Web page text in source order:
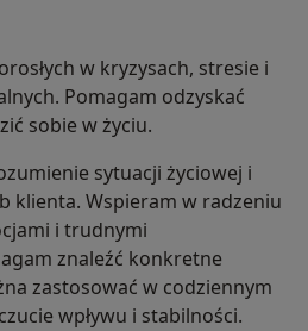
w kryzysach, stresie i
Pomagam odzyskać
sobie w życiu.
sytuacji życiowej i
klienta. Wspieram w radzeniu
i trudnymi
znaleźć konkretne
zastosować w codziennym
wpływu i stabilności.